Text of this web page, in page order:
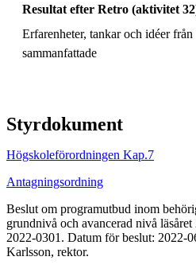
Resultat efter Retro (aktivitet
Erfarenheter, tankar och idéer
sammanfattade
Styrdokument
Högskoleförordningen Kap.7
Antagningsordning
Beslut om programutbud inom
grundnivå och avancerad nivå
2022-0301. Datum för beslut: 2022-
Karlsson, rektor.